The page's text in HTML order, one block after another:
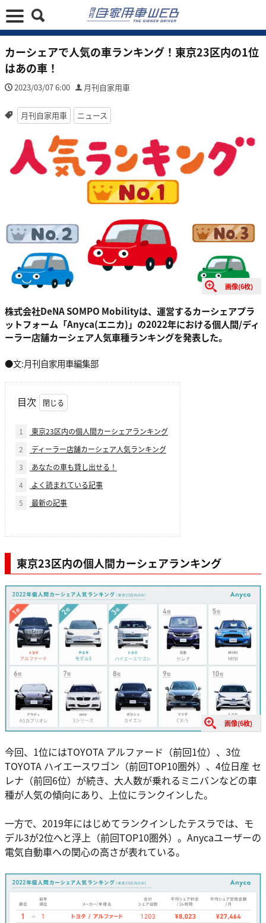
カーシェアで人気の車ランキング！東京23区内の1位
はあの車！
2023/03/07 6:00 月刊自家用車
月刊自家用車 ニュース
画像(6枚)
株式会社DeNA SOMPO Mobilityは、運営するカーシェアプラ
ットフォーム「Anyca(エニカ)」の2022年における個人間/ディ
ーラー店舗カーシェア人気車種ランキングを発表した。
●文:月刊自家用車編集部
目次
1
東京23区内の個人間カーシェアランキング
2
ディーラー店舗カーシェア人気ランキング
3
あなたの車も貸し出せる！
4
よく読まれている記事
5
最新の記事
東京23区内の個人間カーシェアランキング
画像(6枚)
今回、1位にはTOYOTA アルファード（前回1位）、3位
TOYOTA ハイエースワゴン（前回TOP10圏外）、4位日産 セ
レナ（前回6位）が続き、大人数が乗れるミニバンなどの車
種が人気の傾向にあり、上位にランクインした。
一方で、2019年にはじめてランクインしたテスラでは、モ
デル3が2位へと浮上（前回TOP10圏外）。Anycaユーザーの
電気自動車への関心の高さが表れている。